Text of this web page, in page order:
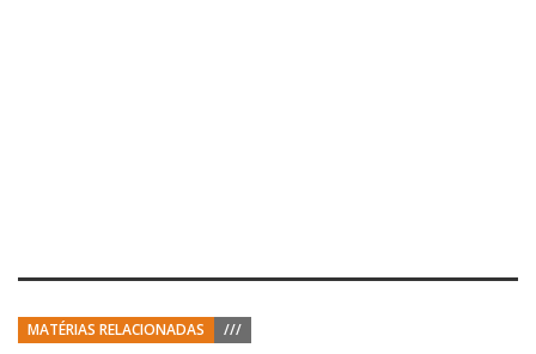
MATÉRIAS RELACIONADAS ///